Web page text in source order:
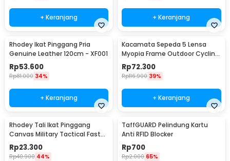
+ Keranjang + Keranjang
Rhodey Ikat Pinggang Pria
Genuine Leather 120cm - XF001
Rp53.600
Rp81.000 34%
+ Keranjang
Kacamata Sepeda 5 Lensa
Myopia Frame Outdoor Cycling
Sunglasses - 0089
Rp72.300
Rp116.900 39%
+ Keranjang
Rhodey Tali Ikat Pinggang
Canvas Military Tactical Fast
Unlock 120cm - MU055
Rp23.300
Rp40.900 44%
TaffGUARD Pelindung Kartu
Anti RFID Blocker
Rp700
Rp2.000 65%